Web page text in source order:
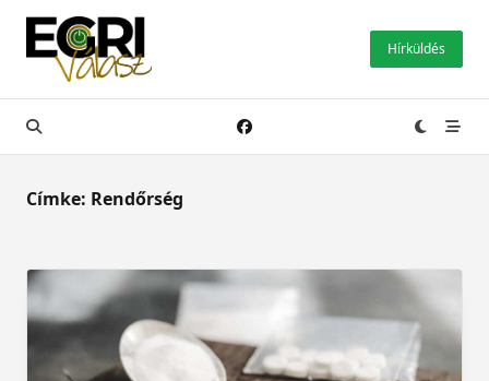
Skip
content
Hírküldés
Címke: Rendőrség